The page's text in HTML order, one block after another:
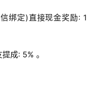
绑定)直接现金奖励: 1
成: 5% 。